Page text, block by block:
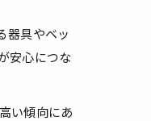
器具やベッ
安心につな
い傾向にあ